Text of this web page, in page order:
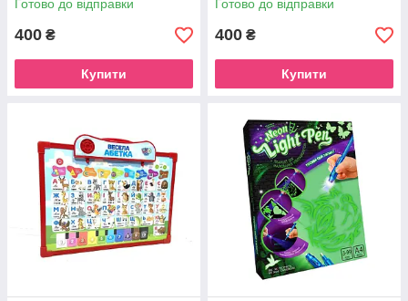
Готово до відправки
400 ₴
Купити
Готово до відправки
400 ₴
Купити